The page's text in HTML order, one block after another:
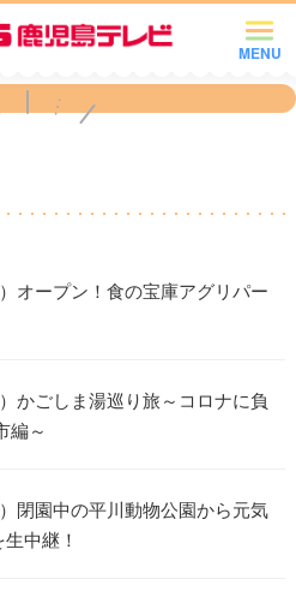
MENU
オープン！食の宝庫アグリパー
かごしま湯巡り旅～コロナに負
編～
閉園中の平川動物公園から元気
中継！